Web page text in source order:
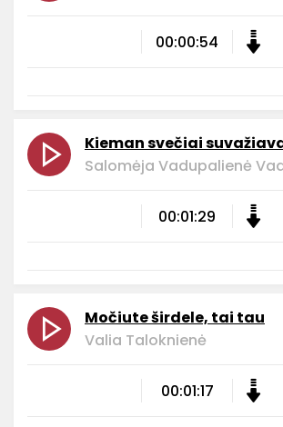
00:00:54
Kieman svečiai
Salomėja Vadupalienė
00:01:29
Močiute širdele, tai tau
Valia Taloknienė
00:01:17